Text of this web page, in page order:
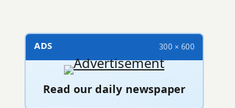
ADS 300 × 600
Read our daily newspaper